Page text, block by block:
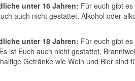
unter 16 Jahren: Für euch gibt
auch nicht gestattet, Alkohol oder
unter 18 Jahren: Für euch gibt
ist Euch auch nicht gestattet,
Getränke wie Wein und Bier sind